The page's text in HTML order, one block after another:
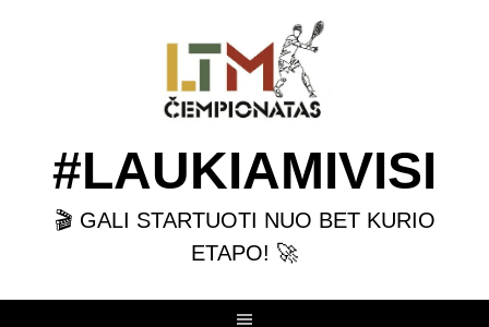
#LAUKIAMIVISI
🎬 GALI STARTUOTI NUO BET KURIO
ETAPO! 🚀